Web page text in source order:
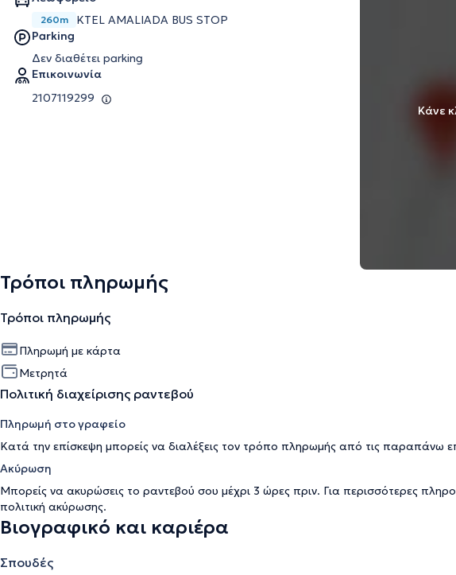
260m
KTEL AMALIADA BUS STOP
Parking
Δεν διαθέτει parking
Επικοινωνία
2107119299
Κάνε
Τρόποι πληρωμής
Τρόποι πληρωμής
Πληρωμή με κάρτα
Μετρητά
Πολιτική διαχείρισης ραντεβού
Πληρωμή στο γραφείο
Κατά την επίσκεψη μπορείς να διαλέξεις τον τρόπο πληρωμής από τις παραπάνω
Ακύρωση
Μπορείς να ακυρώσεις το ραντεβού σου μέχρι 3 ώρες πριν. Για περισσότερες
πολιτική ακύρωσης.
Βιογραφικό και καριέρα
Σπουδές